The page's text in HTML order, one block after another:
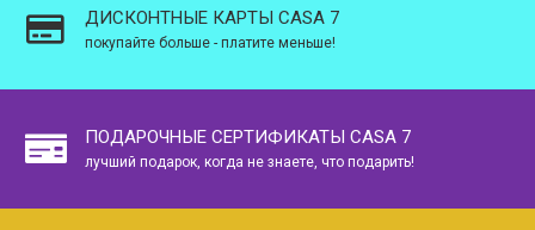
ДИСКОНТНЫЕ КАРТЫ CASA 7
покупайте больше - платите меньше!
ПОДАРОЧНЫЕ СЕРТИФИКАТЫ CASA 7
лучший подарок, когда не знаете, что подарить!